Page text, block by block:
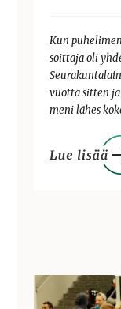
Kun
soittaja oli
vuotta sitten
meni lähes